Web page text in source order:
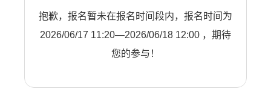
抱歉，报名暂未在报名时间段内，报名时间为
2026/06/17 11:20—2026/06/18 12:00 ，期待
您的参与！